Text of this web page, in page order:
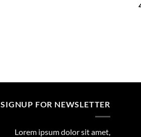
המחיר
SIGNUP FOR NEWSLETTER
Lorem ipsum dolor sit amet,